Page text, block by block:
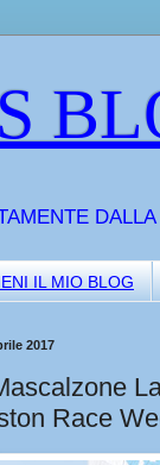
IL MIO BLOG
2017
Race